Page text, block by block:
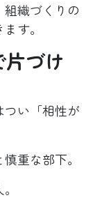
織づくりの
す。
づけ
い「相性が
重な部下。